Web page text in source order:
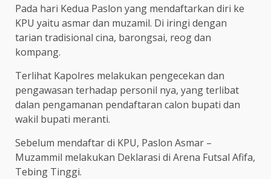
Pada hari Kedua Paslon yang mendaftarkan diri ke
KPU yaitu asmar dan muzamil. Di iringi dengan
tarian tradisional cina, barongsai, reog dan
kompang.
Terlihat Kapolres melakukan pengecekan dan
pengawasan terhadap personil nya, yang terlibat
dalan pengamanan pendaftaran calon bupati dan
wakil bupati meranti.
Sebelum mendaftar di KPU, Paslon Asmar –
Muzammil melakukan Deklarasi di Arena Futsal Afifa,
Tebing Tinggi.